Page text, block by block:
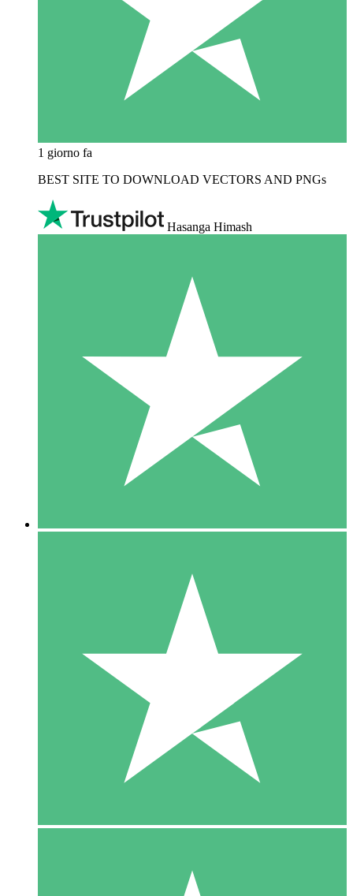
1 giorno fa
BEST SITE TO DOWNLOAD VECTORS AND PNGs
Hasanga Himash